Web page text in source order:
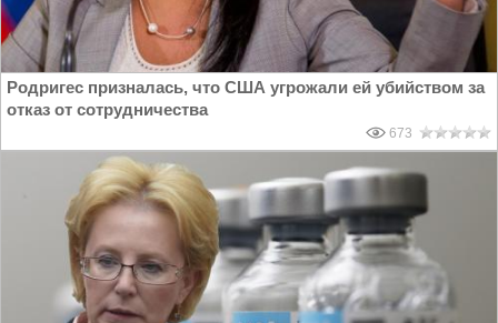
Родригес призналась, что США угрожали ей убийством за
отказ от сотрудничества
673